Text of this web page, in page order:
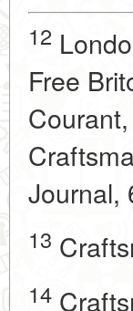
12
Free
Journal,
13
14